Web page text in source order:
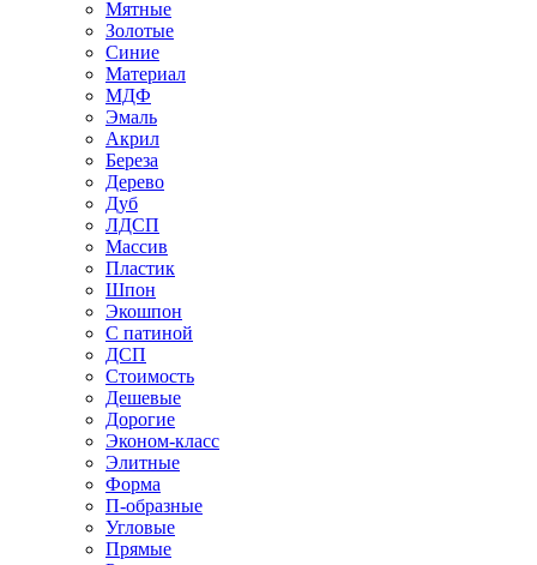
Мятные
Золотые
Синие
Материал
МДФ
Эмаль
Акрил
Береза
Дерево
Дуб
ЛДСП
Массив
Пластик
Шпон
Экошпон
С патиной
ДСП
Стоимость
Дешевые
Дорогие
Эконом-класс
Элитные
Форма
П-образные
Угловые
Прямые